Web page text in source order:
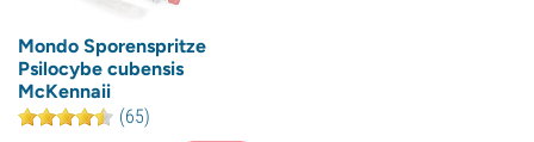
Mondo Sporenspritze
Psilocybe cubensis
McKennaii
(65)